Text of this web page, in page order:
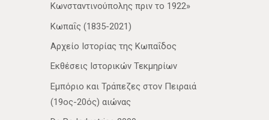
Κωνσταντινούπολης πριν το 1922»
Κωπαΐς (1835-2021)
Αρχείο Ιστορίας της Κωπαΐδος
Εκθέσεις Ιστορικών Τεκμηρίων
Εμπόριο και Τράπεζες στον Πειραιά
(19ος-20ός) αιώνας